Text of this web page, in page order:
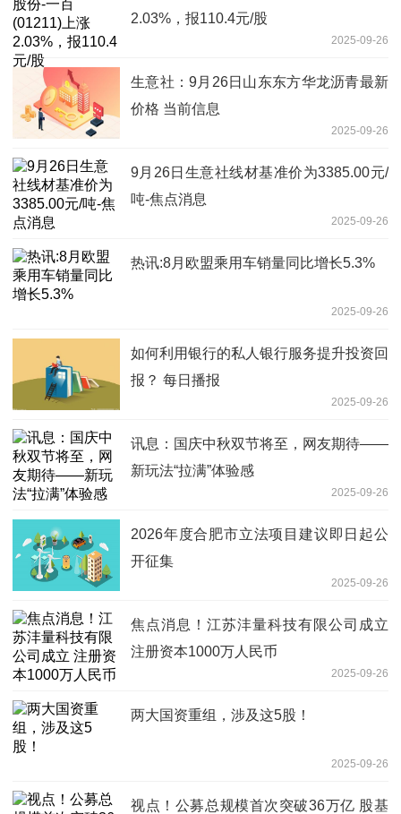
2.03%，报110.4元/股
2025-09-26
生意社：9月26日山东东方华龙沥青最新
价格 当前信息
2025-09-26
9月26日生意社线材基准价为3385.00元/
吨-焦点消息
2025-09-26
热讯:8月欧盟乘用车销量同比增长5.3%
2025-09-26
如何利用银行的私人银行服务提升投资回
报？ 每日播报
2025-09-26
讯息：国庆中秋双节将至，网友期待——
新玩法“拉满”体验感
2025-09-26
2026年度合肥市立法项目建议即日起公
开征集
2025-09-26
焦点消息！江苏沣量科技有限公司成立
注册资本1000万人民币
2025-09-26
两大国资重组，涉及这5股！
2025-09-26
视点！公募总规模首次突破36万亿 股基